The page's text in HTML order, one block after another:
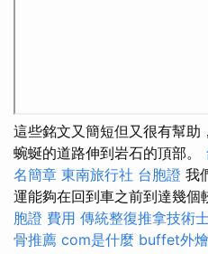
這些銘文又簡短但又很有幫
蜿蜒的道路伸到岩石的頂部。
名簡章 東南旅行社 台胞證 我
運能夠在回到車之前到達幾個
胞證 費用 傳統整復推拿技術
骨推薦 com是什麼 buffet外